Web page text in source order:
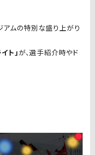
ムの特別な盛り上がり
ト」が、選手紹介時やド